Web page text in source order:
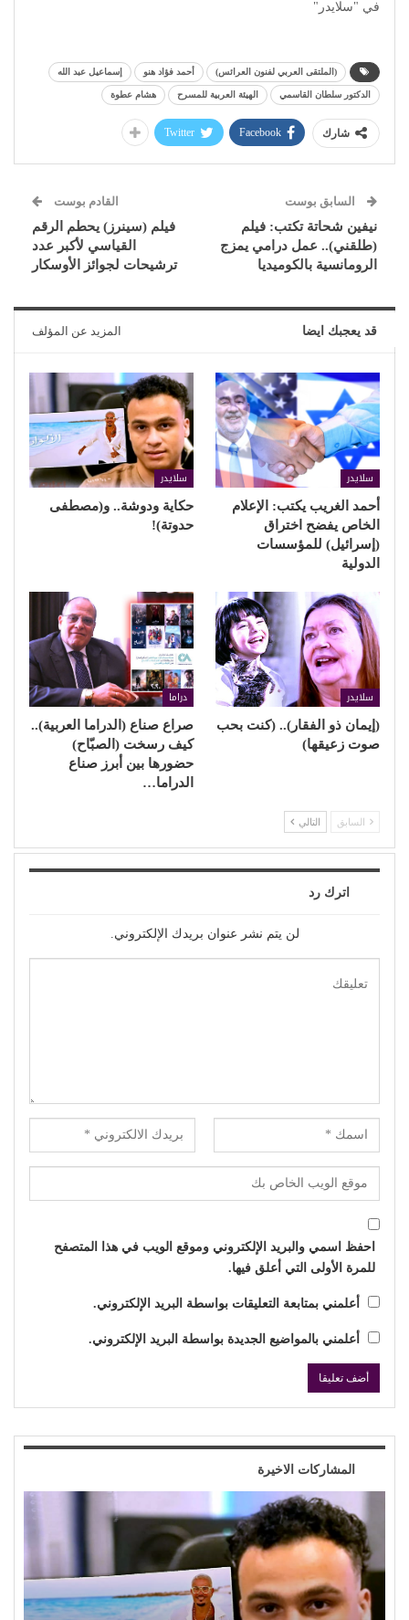
في "سلايدر"
(الملتقى العربي لفنون العرائس) أحمد فؤاد هنو إسماعيل عبد الله
الدكتور سلطان القاسمي الهيئة العربية للمسرح هشام عطوة
شارك Facebook
Twitter
السابق بوست
نيفين شحاتة تكتب: فيلم
(طلقني).. عمل درامي يمزج
الرومانسية بالكوميديا
القادم بوست
فيلم (سينرز) يحطم الرقم
القياسي لأكبر عدد
ترشيحات لجوائز الأوسكار
قد يعجبك ايضا المزيد عن المؤلف
سلايدر
أحمد الغريب يكتب: الإعلام
الخاص يفضح اختراق
(إسرائيل) للمؤسسات
الدولية
سلايدر
حكاية ودوشة.. و(مصطفى
حدوتة)!
سلايدر
(إيمان ذو الفقار).. (كنت بحب
صوت زعيقها)
دراما
صراع صناع (الدراما العربية)..
كيف رسخت (الصبّاح)
حضورها بين أبرز صناع
الدراما…
السابق التالي
اترك رد
لن يتم نشر عنوان بريدك الإلكتروني.
احفظ اسمي والبريد الإلكتروني وموقع الويب في هذا المتصفح
للمرة الأولى التي أعلق فيها.
أعلمني بمتابعة التعليقات بواسطة البريد الإلكتروني.
أعلمني بالمواضيع الجديدة بواسطة البريد الإلكتروني.
المشاركات الاخيرة